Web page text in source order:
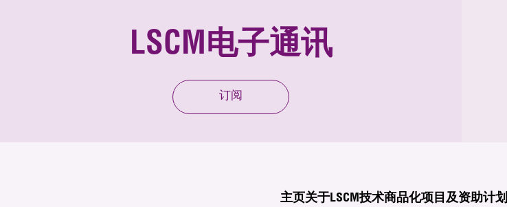
LSCM电子通讯
订阅
主页关于LSCM技术商品化项目及资助计划